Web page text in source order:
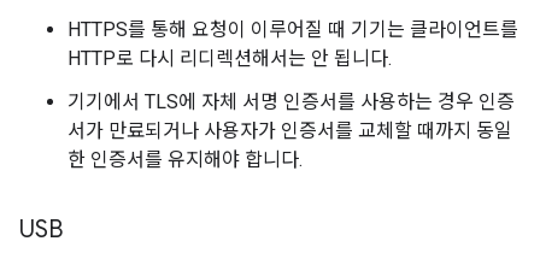
HTTPS를 통해 요청이 이루어질 때 기기는 클라이언트를
HTTP로 다시 리디렉션해서는 안 됩니다.
기기에서 TLS에 자체 서명 인증서를 사용하는 경우 인증
서가 만료되거나 사용자가 인증서를 교체할 때까지 동일
한 인증서를 유지해야 합니다.
USB